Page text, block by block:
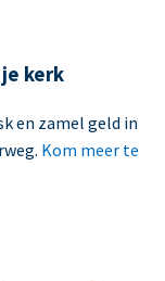
kerk
en zamel geld in
Kom meer te